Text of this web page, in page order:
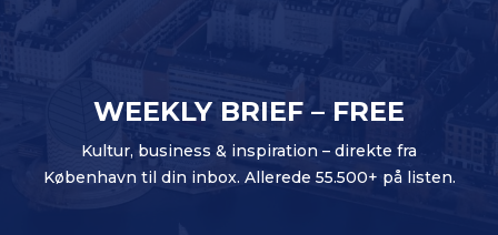
WEEKLY BRIEF – FREE
Kultur, business & inspiration – direkte fra
København til din inbox. Allerede 55.500+ på listen.